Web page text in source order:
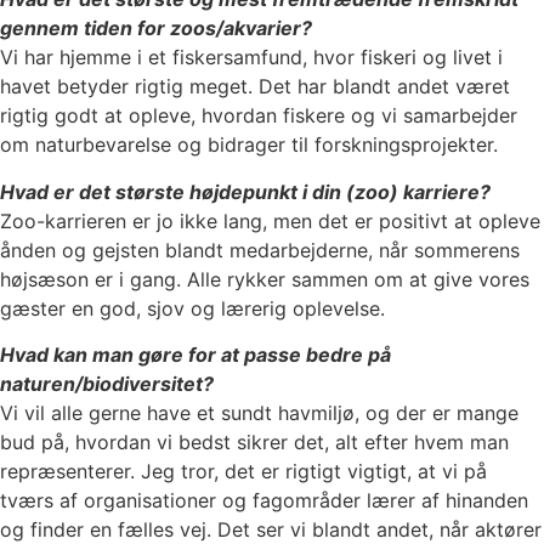
gennem tiden for zoos/akvarier?
Vi har hjemme i et fiskersamfund, hvor fiskeri og livet i
havet betyder rigtig meget. Det har blandt andet været
rigtig godt at opleve, hvordan fiskere og vi samarbejder
om naturbevarelse og bidrager til forskningsprojekter.
Hvad er det største højdepunkt i din (zoo) karriere?
Zoo-karrieren er jo ikke lang, men det er positivt at opleve
ånden og gejsten blandt medarbejderne, når sommerens
højsæson er i gang. Alle rykker sammen om at give vores
gæster en god, sjov og lærerig oplevelse.
Hvad kan man gøre for at passe bedre på
naturen/biodiversitet?
Vi vil alle gerne have et sundt havmiljø, og der er mange
bud på, hvordan vi bedst sikrer det, alt efter hvem man
repræsenterer. Jeg tror, det er rigtigt vigtigt, at vi på
tværs af organisationer og fagområder lærer af hinanden
og finder en fælles vej. Det ser vi blandt andet, når aktører